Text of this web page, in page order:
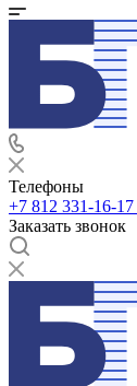
Телефоны
+7 812 331-16-17
Заказать звонок